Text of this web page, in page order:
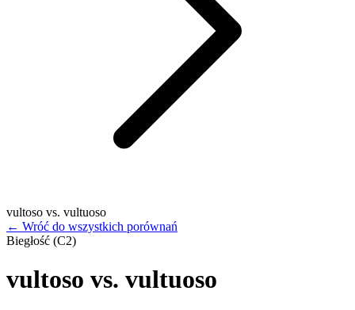
vultoso vs. vultuoso
← Wróć do wszystkich porównań
Biegłość (C2)
vultoso vs. vultuoso